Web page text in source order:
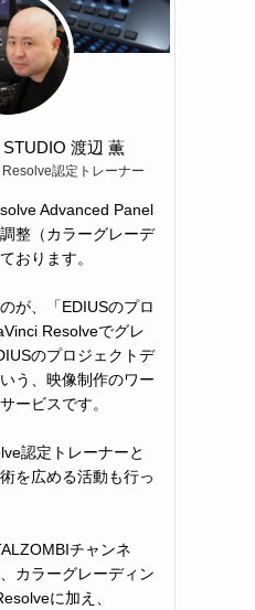
渡辺 薫
認定トレーナー
Advanced Panel
整（カラーグレーデ
おります。
が、「EDIUSのプロ
Resolveでグレ
のプロジェクトデ
う、映像制作のワー
ービスです。
認定トレーナーと
を広める活動も行っ
チャンネ
カラーグレーディン
に加え、